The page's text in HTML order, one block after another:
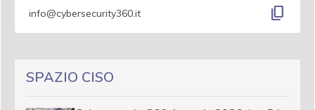
info@cybersecurity360.it content_copy
SPAZIO CISO